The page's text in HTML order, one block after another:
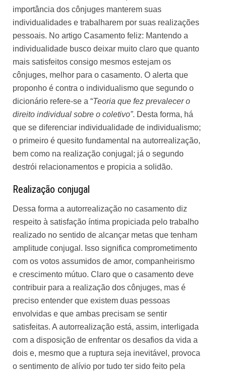
importância dos cônjuges manterem suas
individualidades e trabalharem por suas realizações
pessoais. No artigo Casamento feliz: Mantendo a
individualidade busco deixar muito claro que quanto
mais satisfeitos consigo mesmos estejam os
cônjuges, melhor para o casamento. O alerta que
proponho é contra o individualismo que segundo o
dicionário refere-se a “Teoria que fez prevalecer o
direito individual sobre o coletivo”. Desta forma, há
que se diferenciar individualidade de individualismo;
o primeiro é quesito fundamental na autorrealização,
bem como na realização conjugal; já o segundo
destrói relacionamentos e propicia a solidão.
Realização conjugal
Dessa forma a autorrealização no casamento diz
respeito à satisfação íntima propiciada pelo trabalho
realizado no sentido de alcançar metas que tenham
amplitude conjugal. Isso significa comprometimento
com os votos assumidos de amor, companheirismo
e crescimento mútuo. Claro que o casamento deve
contribuir para a realização dos cônjuges, mas é
preciso entender que existem duas pessoas
envolvidas e que ambas precisam se sentir
satisfeitas. A autorrealização está, assim, interligada
com a disposição de enfrentar os desafios da vida a
dois e, mesmo que a ruptura seja inevitável, provoca
o sentimento de alívio por tudo ter sido feito pela